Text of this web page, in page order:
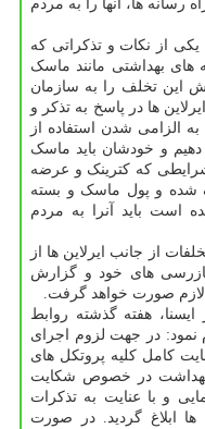
ها، آنها را به مردم
از نکات و تذکراتی که
های بهداشتی مانند ماسک
این تخلف را به سازمان
ها در پاسخ به تذکر و
به الزامی شدن استفاده از
و خودشان باید ماسک
شرایطی که کترینک و عرضه
شده و پول ماسک و بسته
است باید آنرا به مردم
از جانب ایرلاین ها از
بازرسی های خود و گزارش
لازم صورت خواهد گرفت.
هفته گذشته روابط
نمود: در جهت لزوم اجرای
کامل کلیه پروتکل های
بهداشت در خصوص شکایت
و با عنایت به تذکرات
ابلاغ گردید. در صورت